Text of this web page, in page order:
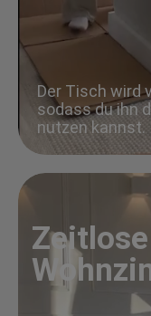
Der Tisch wird
sodass du ihn
nutzen kannst.